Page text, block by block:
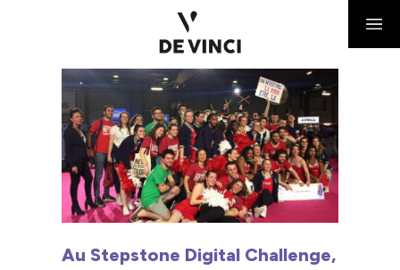
Au Stepstone Digital Challenge,